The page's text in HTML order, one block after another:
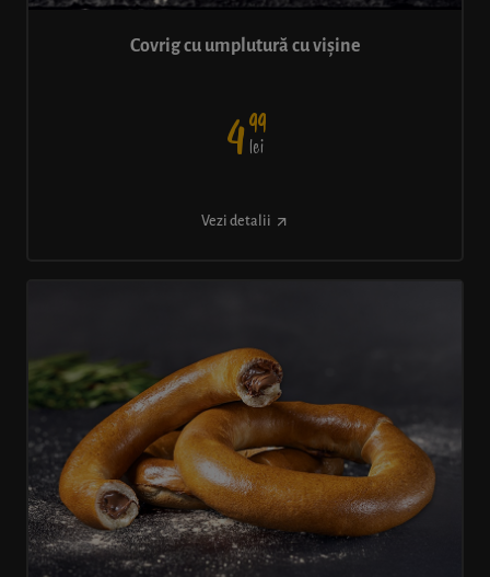
Covrig cu umplutură cu vișine
499
lei
Vezi detalii